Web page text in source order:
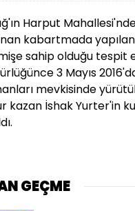
'ın Harput
kabartmada
sahip olduğu tespit
3 Mayıs
mevkisinde
kazan İshak Yurter'in
GEÇME